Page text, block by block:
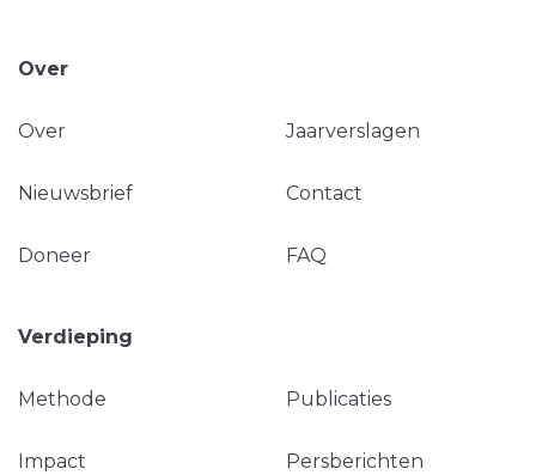
Over
Over Jaarverslagen
Nieuwsbrief Contact
Doneer FAQ
Verdieping
Methode Publicaties
Impact Persberichten